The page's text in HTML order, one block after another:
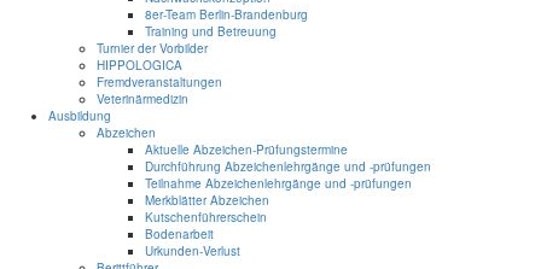
8er-Team Berlin-Brandenburg
Training und Betreuung
Turnier der Vorbilder
HIPPOLOGICA
Fremdveranstaltungen
Veterinärmedizin
Ausbildung
Abzeichen
Aktuelle Abzeichen-Prüfungstermine
Durchführung Abzeichenlehrgänge und -prüfungen
Teilnahme Abzeichenlehrgänge und -prüfungen
Merkblätter Abzeichen
Kutschenführerschein
Bodenarbeit
Urkunden-Verlust